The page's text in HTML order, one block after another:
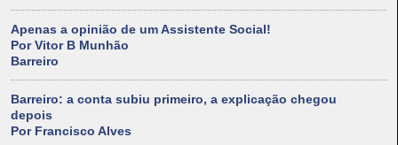
Apenas a opinião de um Assistente Social!
Por Vitor B Munhão
Barreiro
Barreiro: a conta subiu primeiro, a explicação chegou
depois
Por Francisco Alves